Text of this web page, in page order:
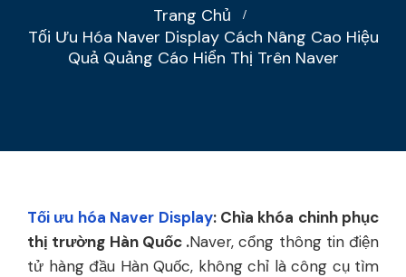
Trang Chủ
Tối Ưu Hóa Naver Display Cách Nâng Cao Hiệu
Quả Quảng Cáo Hiển Thị Trên Naver
Tối ưu hóa Naver Display: Chìa khóa chinh phục
thị trường Hàn Quốc .Naver, cổng thông tin điện
tử hàng đầu Hàn Quốc, không chỉ là công cụ tìm